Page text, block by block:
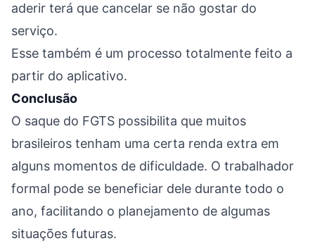
aderir terá que cancelar se não gostar do
serviço.
Esse também é um processo totalmente feito a
partir do aplicativo.
Conclusão
O saque do FGTS possibilita que muitos
brasileiros tenham uma certa renda extra em
alguns momentos de dificuldade. O trabalhador
formal pode se beneficiar dele durante todo o
ano, facilitando o planejamento de algumas
situações futuras.